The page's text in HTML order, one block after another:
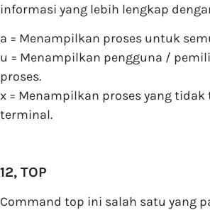
informasi yang lebih lengkap
a = Menampilkan proses untuk
u = Menampilkan pengguna /
proses.
x = Menampilkan proses yang tidak
terminal.
12, TOP
Command top ini salah satu yang